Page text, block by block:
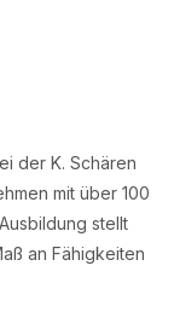
der K. Schären
mit über 100
stellt
an Fähigkeiten